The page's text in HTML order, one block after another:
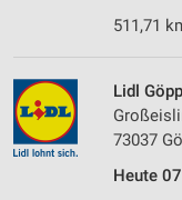
511,71
Lidl
73037
Heute